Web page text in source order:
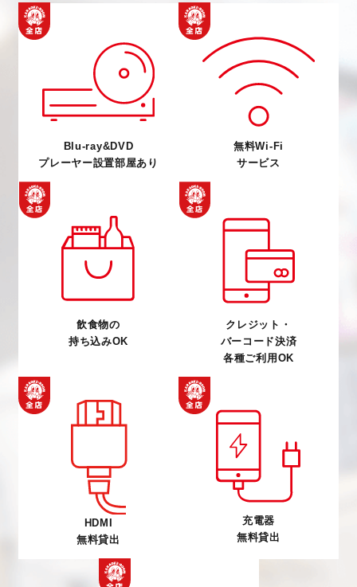
Blu-ray&DVD
プレーヤー設置部屋あり
無料Wi-Fi
サービス
飲食物の
持ち込みOK
クレジット・
バーコード決済
各種ご利用OK
HDMI
無料貸出
充電器
無料貸出